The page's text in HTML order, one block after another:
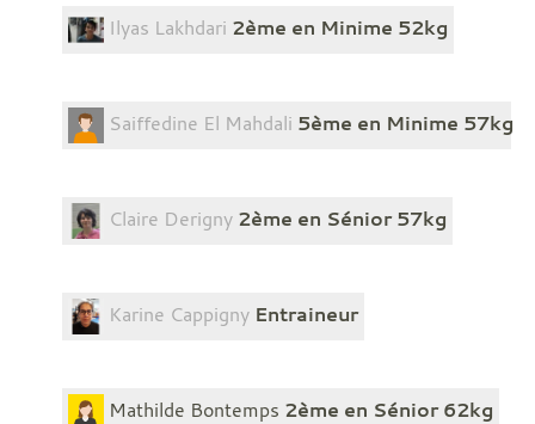
Ilyas Lakhdari 2ème en Minime 52kg
Saiffedine El Mahdali 5ème en Minime 57kg
Claire Derigny 2ème en Sénior 57kg
Karine Cappigny Entraineur
Mathilde Bontemps 2ème en Sénior 62kg